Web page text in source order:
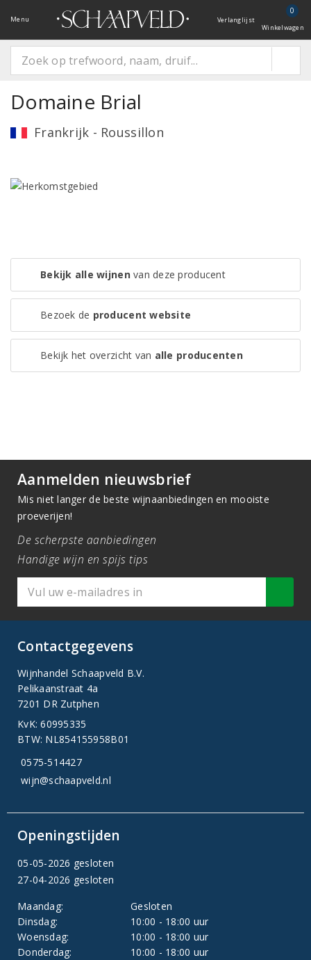
Menu Verlanglijst
0
Winkelwagen
Domaine Brial
Frankrijk - Roussillon
Bekijk alle wijnenvan deze producent
Bezoek de producent website
Bekijk het overzicht van alle producenten
Aanmelden nieuwsbrief
Mis niet langer de beste wijnaanbiedingen en mooiste
proeverijen!
De scherpste aanbiedingen
Handige wijn en spijs tips
Contactgegevens
Wijnhandel Schaapveld B.V.
Pelikaanstraat 4a
7201 DR Zutphen
KvK: 60995335
BTW: NL854155958B01
0575-514427
wijn@schaapveld.nl
Openingstijden
05-05-2026 gesloten
27-04-2026 gesloten
Maandag:
Gesloten
Dinsdag:
10:00 - 18:00 uur
Woensdag:
10:00 - 18:00 uur
Donderdag:
10:00 - 18:00 uur